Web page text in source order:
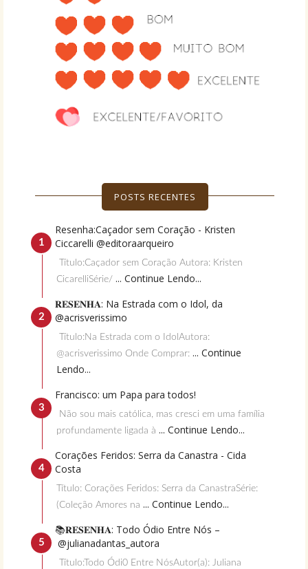
POSTS RECENTES
Resenha:Caçador sem Coração - Kristen
Ciccarelli @editoraarqueiro
Título:Caçador sem Coração Autora: Kristen
CicarelliSérie/ ... Continue Lendo...
𝐑𝐄𝐒𝐄𝐍𝐇𝐀: Na Estrada com o Idol, da
@acrisverissimo
Título:Na Estrada com o IdolAutora:
@acrisverissimo Onde Comprar: ... Continue
Lendo...
Francisco: um Papa para todos!
Não sou mais católica, mas cresci em uma família
profundamente ligada à ... Continue Lendo...
Corações Feridos: Serra da Canastra - Cida
Costa
Título: Corações Feridos: Serra da CanastraSérie:
(Coleção Amores na ... Continue Lendo...
📚𝐑𝐄𝐒𝐄𝐍𝐇𝐀: Todo Ódio Entre Nós –
@julianadantas_autora
Título:Todo Ódi0 Entre NósAutor(a): Juliana